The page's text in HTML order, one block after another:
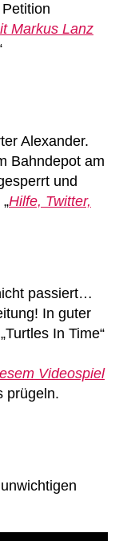
Markus Lanz
Alexander.
Bahndepot am
und
Hilfe, Twitter,
passiert…
In guter
In Time“
Videospiel
prügeln.